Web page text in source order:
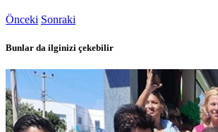
Önceki Sonraki
Bunlar da ilginizi çekebilir